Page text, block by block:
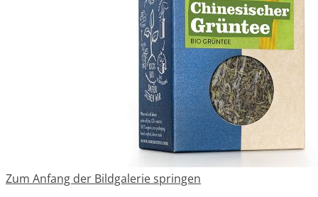
Zum Anfang der Bildgalerie springen